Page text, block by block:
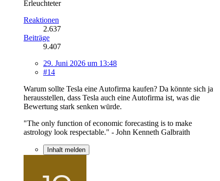
Erleuchteter
Reaktionen
2.637
Beiträge
9.407
29. Juni 2026 um 13:48
#14
Warum sollte Tesla eine Autofirma kaufen? Da könnte sich ja
herausstellen, dass Tesla auch eine Autofirma ist, was die
Bewertung stark senken würde.
"The only function of economic forecasting is to make
astrology look respectable." - John Kenneth Galbraith
Inhalt melden